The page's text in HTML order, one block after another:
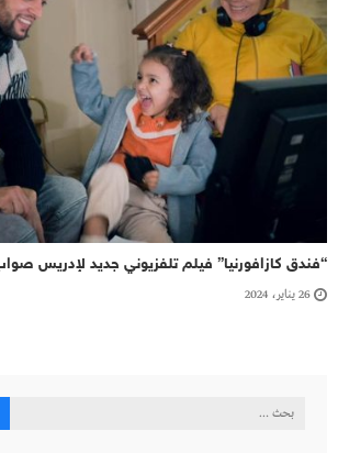
“فندق كازافورنيا” فيلم تلفزيوني جديد لإدريس
26 يناير، 2024
البحث